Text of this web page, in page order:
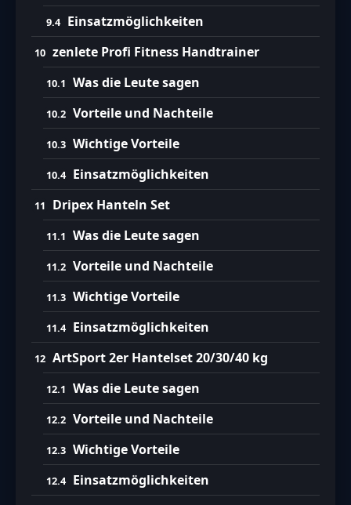
Einsatzmöglichkeiten
zenlete Profi Fitness Handtrainer
Was die Leute sagen
Vorteile und Nachteile
Wichtige Vorteile
Einsatzmöglichkeiten
Dripex Hanteln Set
Was die Leute sagen
Vorteile und Nachteile
Wichtige Vorteile
Einsatzmöglichkeiten
ArtSport 2er Hantelset 20/30/40 kg
Was die Leute sagen
Vorteile und Nachteile
Wichtige Vorteile
Einsatzmöglichkeiten